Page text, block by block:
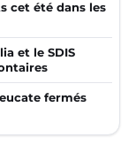
cet été dans les
et le SDIS
fermés